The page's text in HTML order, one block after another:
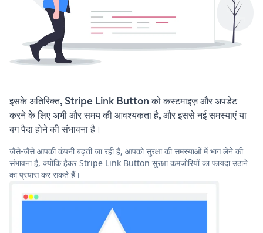
इसके अतिरिक्त, Stripe Link Button को कस्टमाइज़ और अपडेट
करने के लिए अभी और समय की आवश्यकता है, और इससे नई समस्याएं या
बग पैदा होने की संभावना है।
जैसे-जैसे आपकी कंपनी बढ़ती जा रही है, आपको सुरक्षा की समस्याओं में भाग लेने की
संभावना है, क्योंकि हैकर Stripe Link Button सुरक्षा कमजोरियों का फायदा उठाने
का प्रयास कर सकते हैं।